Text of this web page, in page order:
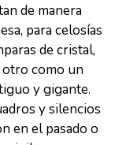
de manera
para celosías
de cristal,
otro como un
y gigante.
y silencios
en el pasado o